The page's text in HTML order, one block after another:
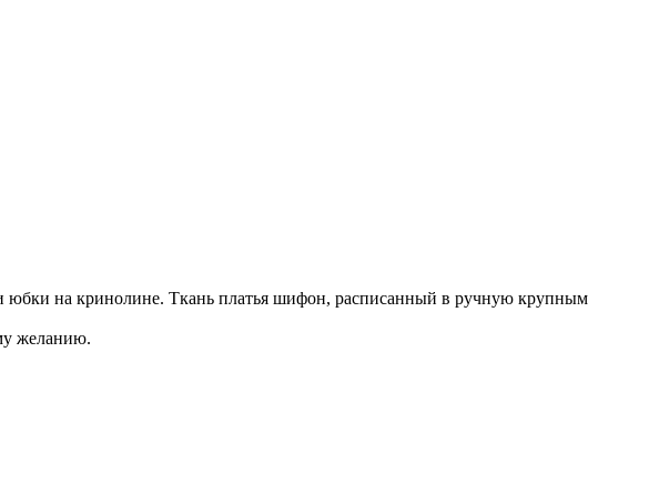
юбки на кринолине. Ткань платья шифон, расписанный в ручную крупным
желанию.